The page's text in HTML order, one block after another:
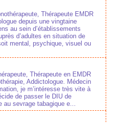
Thérapeute EMDR
depuis une vingtaine
au sein d’établissements
d’adultes en situation de
mental, psychique, visuel ou
Thérapeute en EMDR
Addictologue. Médecin
je m’intéresse très vite à
de passer le DIU de
au sevrage tabagique e...